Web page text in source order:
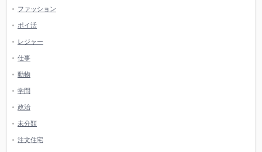
ファッション
ポイ活
レジャー
仕事
動物
学問
政治
未分類
注文住宅